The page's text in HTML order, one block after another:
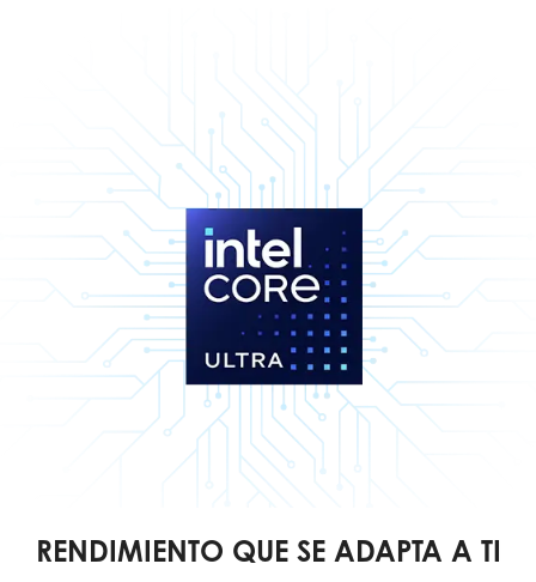
RENDIMIENTO QUE SE ADAPTA A TI